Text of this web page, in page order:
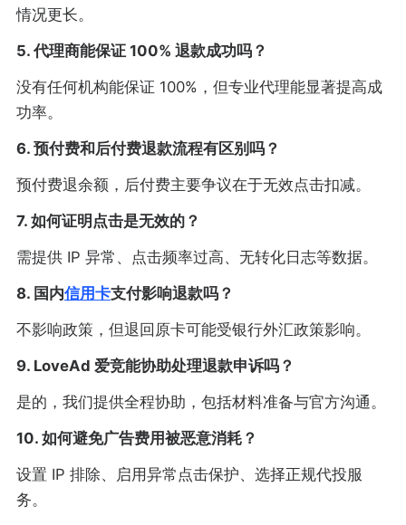
情况更长。
5. 代理商能保证 100% 退款成功吗？
没有任何机构能保证 100%，但专业代理能显著提高成
功率。
6. 预付费和后付费退款流程有区别吗？
预付费退余额，后付费主要争议在于无效点击扣减。
7. 如何证明点击是无效的？
需提供 IP 异常、点击频率过高、无转化日志等数据。
8. 国内信用卡支付影响退款吗？
不影响政策，但退回原卡可能受银行外汇政策影响。
9. LoveAd 爱竞能协助处理退款申诉吗？
是的，我们提供全程协助，包括材料准备与官方沟通。
10. 如何避免广告费用被恶意消耗？
设置 IP 排除、启用异常点击保护、选择正规代投服
务。